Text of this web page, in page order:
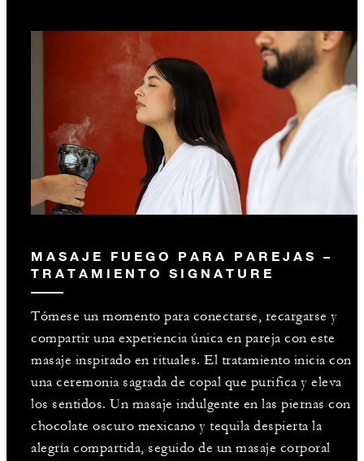
MASAJE FUEGO PARA PAREJAS –
TRATAMIENTO SIGNATURE
Tómese un momento para conectarse, recargarse y
compartir una experiencia única en pareja con este
masaje inspirado en rituales. El tratamiento inicia con
una ceremonia sagrada de copal que purifica y eleva
los sentidos. Un masaje indulgente en las piernas con
chocolate oscuro mexicano y tequila despierta la
alegría compartida, seguido de un masaje corporal